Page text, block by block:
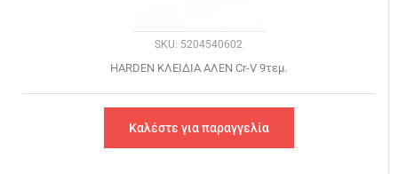
SKU: 5204540602
HARDEN ΚΛΕΙΔΙΑ ΑΛΕΝ Cr-V 9τεμ.
Καλέστε για παραγγελία